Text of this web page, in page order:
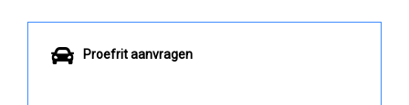
Proefrit aanvragen